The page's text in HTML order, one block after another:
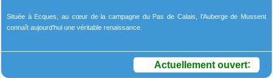
Située à Ecques, au cœur de la campagne du Pas de Calais, l’Auberge de Mussent
connaît aujourd’hui une véritable renaissance.
Actuellement ouvert: